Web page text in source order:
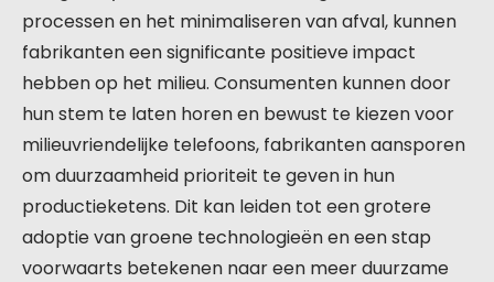
processen en het minimaliseren van afval, kunnen
fabrikanten een significante positieve impact
hebben op het milieu. Consumenten kunnen door
hun stem te laten horen en bewust te kiezen voor
milieuvriendelijke telefoons, fabrikanten aansporen
om duurzaamheid prioriteit te geven in hun
productieketens. Dit kan leiden tot een grotere
adoptie van groene technologieën en een stap
voorwaarts betekenen naar een meer duurzame